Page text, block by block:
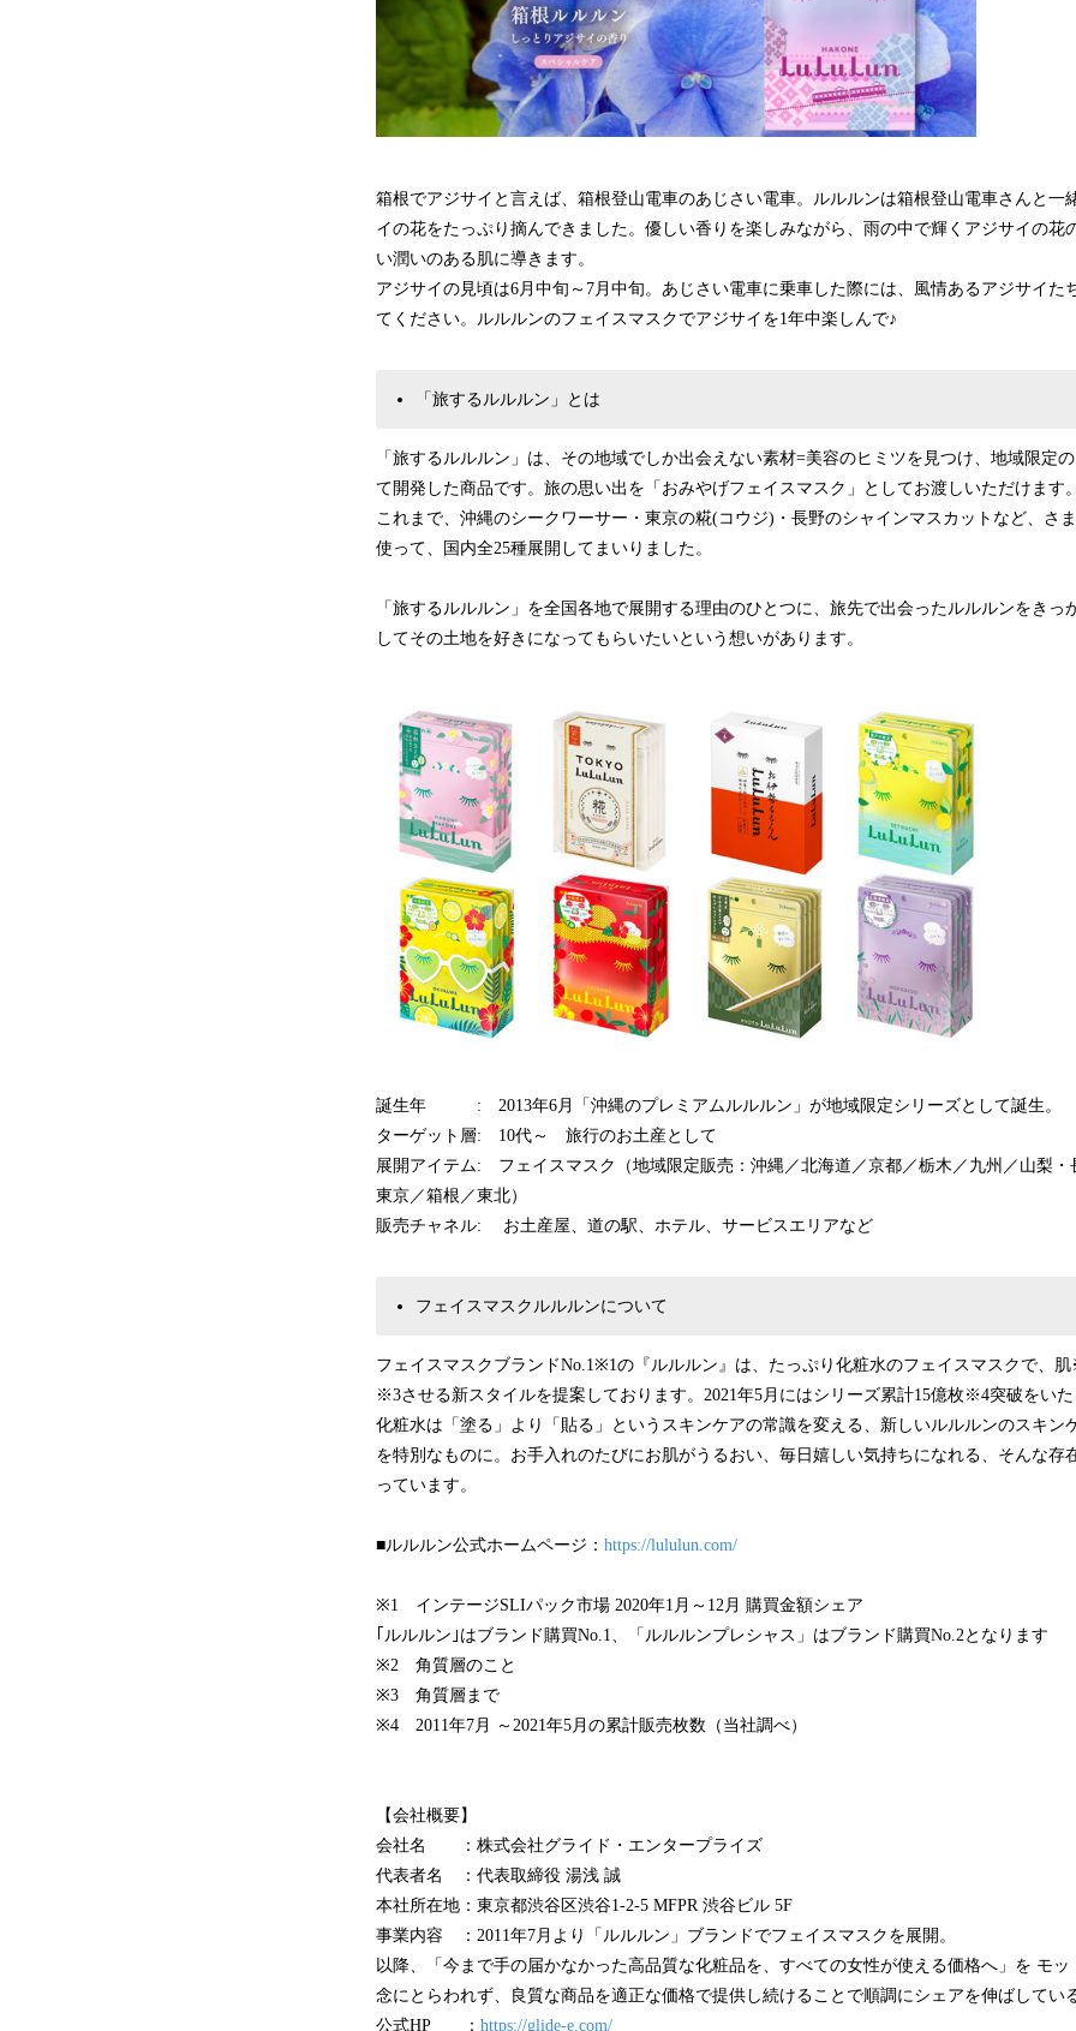
箱根でアジサイと言えば、箱根登山電車のあじさい電車。ルルルンは箱根登山電車さんと一
イの花をたっぷり摘んできました。優しい香りを楽しみながら、雨の中で輝くアジサイの花
い潤いのある肌に導きます。
アジサイの見頃は6月中旬～7月中旬。あじさい電車に乗車した際には、風情あるアジサイた
てください。ルルルンのフェイスマスクでアジサイを1年中楽しんで♪
「旅するルルルン」とは
「旅するルルルン」は、その地域でしか出会えない素材=美容のヒミツを見つけ、地域限定
て開発した商品です。旅の思い出を「おみやげフェイスマスク」としてお渡しいただけます。
これまで、沖縄のシークワーサー・東京の糀(コウジ)・長野のシャインマスカットなど、さ
使って、国内全25種展開してまいりました。
「旅するルルルン」を全国各地で展開する理由のひとつに、旅先で出会ったルルルンをきっ
してその土地を好きになってもらいたいという想いがあります。
誕生年 : 2013年6月「沖縄のプレミアムルルルン」が地域限定シリーズとして誕生。
ターゲット層: 10代～ 旅行のお土産として
展開アイテム: フェイスマスク（地域限定販売：沖縄／北海道／京都／栃木／九州／山梨・
東京／箱根／東北）
販売チャネル: お土産屋、道の駅、ホテル、サービスエリアなど
フェイスマスクルルルンについて
フェイスマスクブランドNo.1※1の『ルルルン』は、たっぷり化粧水のフェイスマスクで、
※3させる新スタイルを提案しております。2021年5月にはシリーズ累計15億枚※4突破をいた
化粧水は「塗る」より「貼る」というスキンケアの常識を変える、新しいルルルンのスキン
を特別なものに。お手入れのたびにお肌がうるおい、毎日嬉しい気持ちになれる、そんな存
っています。
■ルルルン公式ホームページ： https://lululun.com/
※1 インテージSLIパック市場 2020年1月～12月 購買金額シェア
｢ルルルン｣はブランド購買No.1、「ルルルンプレシャス」はブランド購買No.2となります
※2 角質層のこと
※3 角質層まで
※4 2011年7月 ～2021年5月の累計販売枚数（当社調べ）
【会社概要】
会社名 ：株式会社グライド・エンタープライズ
代表者名 ：代表取締役 湯浅 誠
本社所在地：東京都渋谷区渋谷1-2-5 MFPR 渋谷ビル 5F
事業内容 ：2011年7月より「ルルルン」ブランドでフェイスマスクを展開。
以降、「今まで手の届かなかった高品質な化粧品を、すべての女性が使える価格へ」を モ
念にとらわれず、良質な商品を適正な価格で提供し続けることで順調にシェアを伸ばしてい
公式HP ： https://glide-e.com/